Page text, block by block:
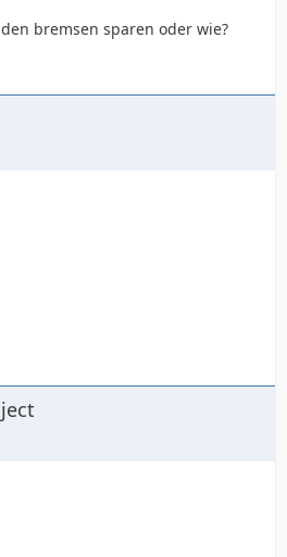
bremsen sparen oder wie?